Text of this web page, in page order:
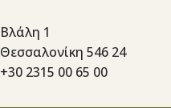
Βλάλη 1
Θεσσαλονίκη 546 24
+30 2315 00 65 00